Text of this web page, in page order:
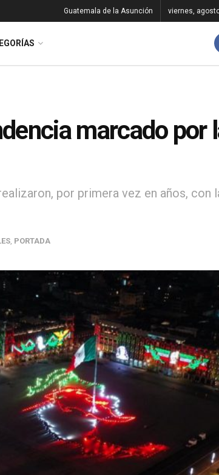
Guatemala de la Asunción viernes,
marcado por
por primera vez en años, con
PORTADA